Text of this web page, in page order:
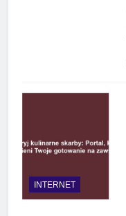
INTERNET